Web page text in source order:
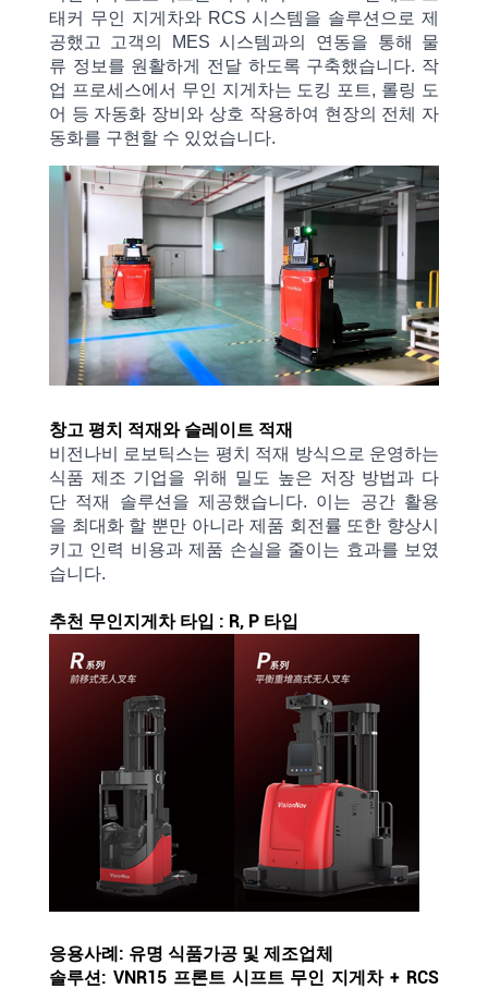
태커 무인 지게차와 RCS 시스템을 솔루션으로 제
공했고 고객의 MES 시스템과의
연동을 통해
물
류 정보를 원활하게
전달 하도록 구축했습니다. 작
업 프로세스에서 무인 지게차는 도킹 포트, 롤링 도
어 등 자동화 장비와 상호 작용하여 현장의 전체
자
동화를 구현할 수 있었습니다.
창고 평치 적재와 슬레이트 적재
비전나비 로보틱스는 평치
적재 방식으로 운영하는
식품 제조 기업을 위해 밀도 높은 저장 방법과 다
단 적재 솔루션을 제공했습니다. 이는
공간 활용
을 최대화 할 뿐만 아니라 제품 회전률 또한 향상시
키고 인력 비용과 제품 손실을 줄이는 효과를 보였
습니다.
추천 무인지게차 타입 : R, P 타입
응용사례: 유명 식품가공 및 제조업체
솔루션: VNR15 프론트 시프트 무인 지게차 + RCS